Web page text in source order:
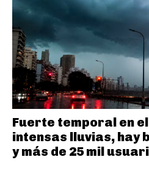
Fuerte temporal en el
intensas lluvias, hay
y más de 25 mil